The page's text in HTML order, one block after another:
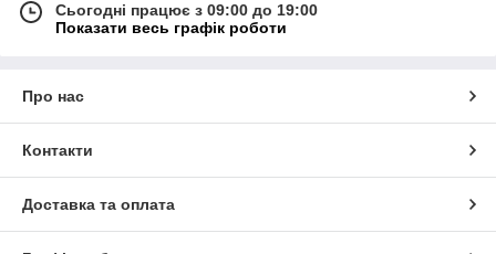
Сьогодні працює з 09:00 до 19:00
Показати весь графік роботи
Про нас
Контакти
Доставка та оплата